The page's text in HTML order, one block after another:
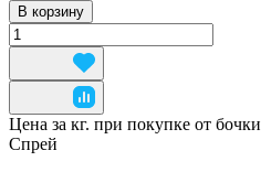
В корзину
Цена за кг. при покупке от бочки
Спрей